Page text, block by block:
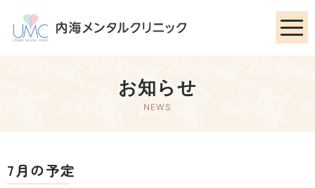
お知らせ
NEWS
7月の予定